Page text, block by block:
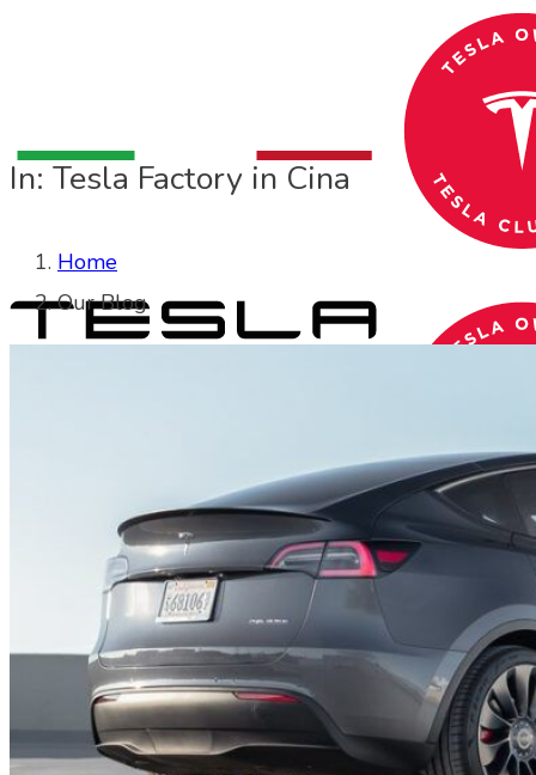
HOME
CHI SIAMO
In: Tesla Factory in Cina
Home
Our Blog